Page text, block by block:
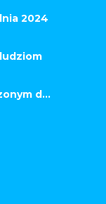
2024
d...